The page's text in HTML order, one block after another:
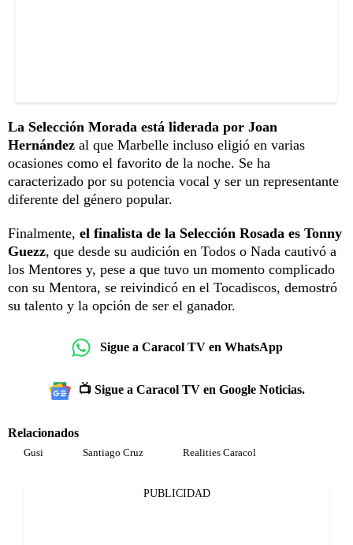
La Selección Morada está liderada por Joan
Hernández al que Marbelle incluso eligió en varias
ocasiones como el favorito de la noche. Se ha
caracterizado por su potencia vocal y ser un representante
diferente del género popular.
Finalmente, el finalista de la Selección Rosada es Tonny
Guezz, que desde su audición en Todos o Nada cautivó a
los Mentores y, pese a que tuvo un momento complicado
con su Mentora, se reivindicó en el Tocadiscos, demostró
su talento y la opción de ser el ganador.
Sigue a Caracol TV en WhatsApp
📺 Sigue a Caracol TV en Google Noticias.
Relacionados
Gusi Santiago Cruz Realities Caracol
PUBLICIDAD